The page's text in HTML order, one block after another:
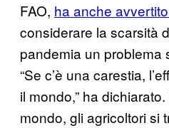
FAO, ha anche
considerare la scarsità
pandemia un problema
“Se c’è una carestia,
il mondo,” ha
mondo, gli agricoltori si